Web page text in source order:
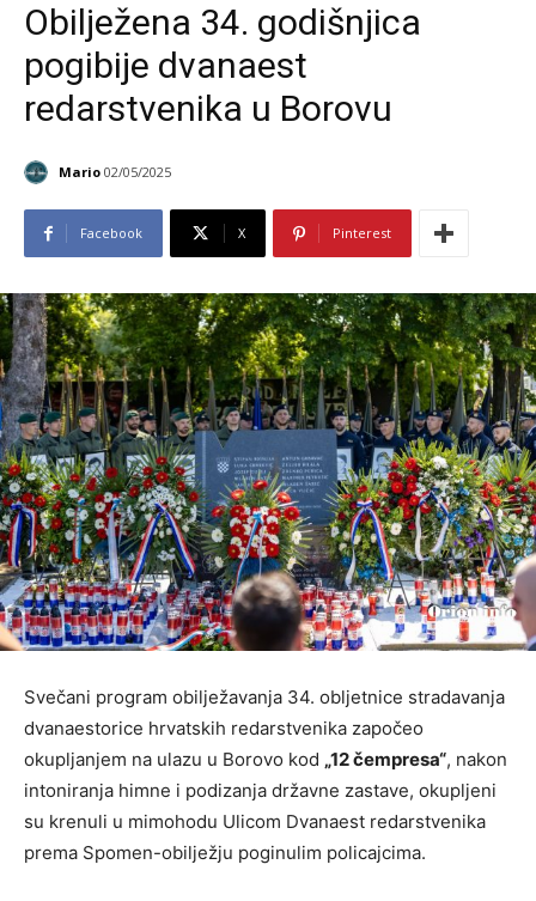
Obilježena 34. godišnjica
pogibije dvanaest
redarstvenika u Borovu
Mario 02/05/2025
Facebook X Pinterest
Svečani program obilježavanja 34. obljetnice stradavanja
dvanaestorice hrvatskih redarstvenika započeo
okupljanjem na ulazu u Borovo kod „12 čempresa“, nakon
intoniranja himne i podizanja državne zastave, okupljeni
su krenuli u mimohodu Ulicom Dvanaest redarstvenika
prema Spomen-obilježju poginulim policajcima.